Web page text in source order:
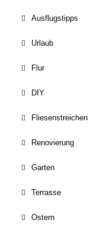
Ausflugstipps
Urlaub
Flur
DIY
Fliesenstreichen
Renovierung
Garten
Terrasse
Ostern